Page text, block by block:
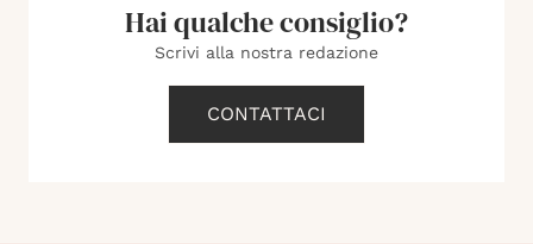
Hai qualche consiglio?
Scrivi alla nostra redazione
CONTATTACI